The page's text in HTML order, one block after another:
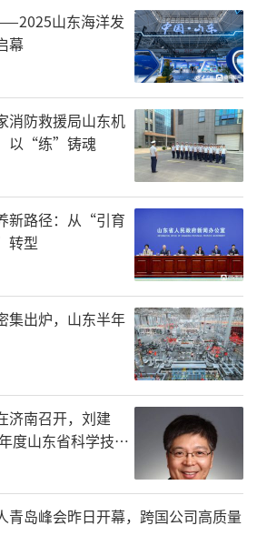
主题，聚集了诸多业内知名
深人士，共同探寻物业未来
辑。举办“美好社区（园
道加强行业企业间的深度交
管理标杆，激发行业活力，
量发展。
社区实景
海尚海服务集团赋能美好生
上，海尚海服务集团董事长
山东海洋发
幕
消防救援局山东机
以“练”铸魂
新路径：从“引育
转型
集出炉，山东半年
济南召开，刘建
度山东省科学技术
青岛峰会昨日开幕，跨国公司高质量